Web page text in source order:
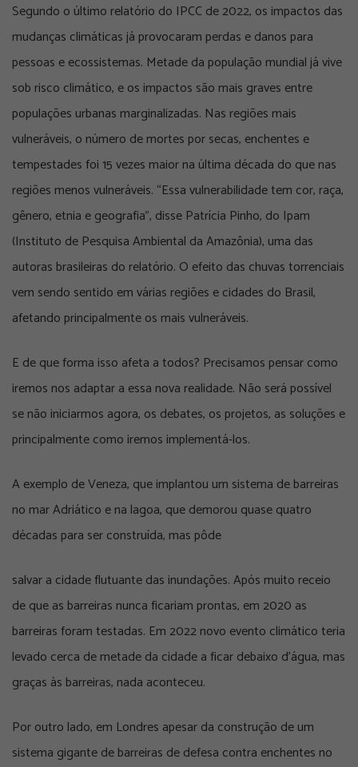
Segundo o último relatório do IPCC de 2022, os impactos das
mudanças climáticas já provocaram perdas e danos para
pessoas e ecossistemas. Metade da população mundial já vive
sob risco climático, e os impactos são mais graves entre
populações urbanas marginalizadas. Nas regiões mais
vulneráveis, o número de mortes por secas, enchentes e
tempestades foi 15 vezes maior na última década do que nas
regiões menos vulneráveis. “Essa vulnerabilidade tem cor, raça,
gênero, etnia e geografia”, disse Patrícia Pinho, do Ipam
(Instituto de Pesquisa Ambiental da Amazônia), uma das
autoras brasileiras do relatório. O efeito das chuvas torrenciais
vem sendo sentido em várias regiões e cidades do Brasil,
afetando principalmente os mais vulneráveis.
E de que forma isso afeta a todos? Precisamos pensar como
iremos nos adaptar a essa nova realidade. Não será possível
se não iniciarmos agora, os debates, os projetos, as soluções e
principalmente como iremos implementá-los.
A exemplo de Veneza, que implantou um sistema de barreiras
no mar Adriático e na lagoa, que demorou quase quatro
décadas para ser construída, mas pôde
salvar a cidade flutuante das inundações. Após muito receio
de que as barreiras nunca ficariam prontas, em 2020 as
barreiras foram testadas. Em 2022 novo evento climático teria
levado cerca de metade da cidade a ficar debaixo d’água, mas
graças às barreiras, nada aconteceu.
Por outro lado, em Londres apesar da construção de um
sistema gigante de barreiras de defesa contra enchentes no